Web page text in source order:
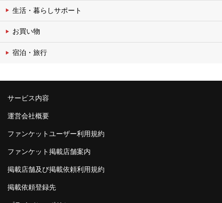
生活・暮らしサポート
お買い物
宿泊・旅行
サービス内容
運営会社概要
ファンケットユーザー利用規約
ファンケット掲載店舗案内
掲載店舗及び掲載依頼利用規約
掲載依頼登録先